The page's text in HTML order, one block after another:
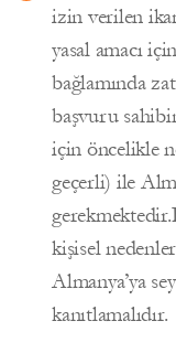
izin verilen
yasal amacı
bağlamında
başvuru
için öncelikle
geçerli) ile
kişisel
Almanya’ya
kanıtlamalıdır.